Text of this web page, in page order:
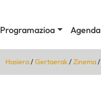
Programazioa Agenda
Hasiera/Gertaerak/Zinema/